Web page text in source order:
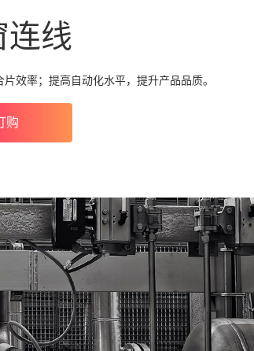
连线
效率；提高自动化水平，提升产品品质。
购